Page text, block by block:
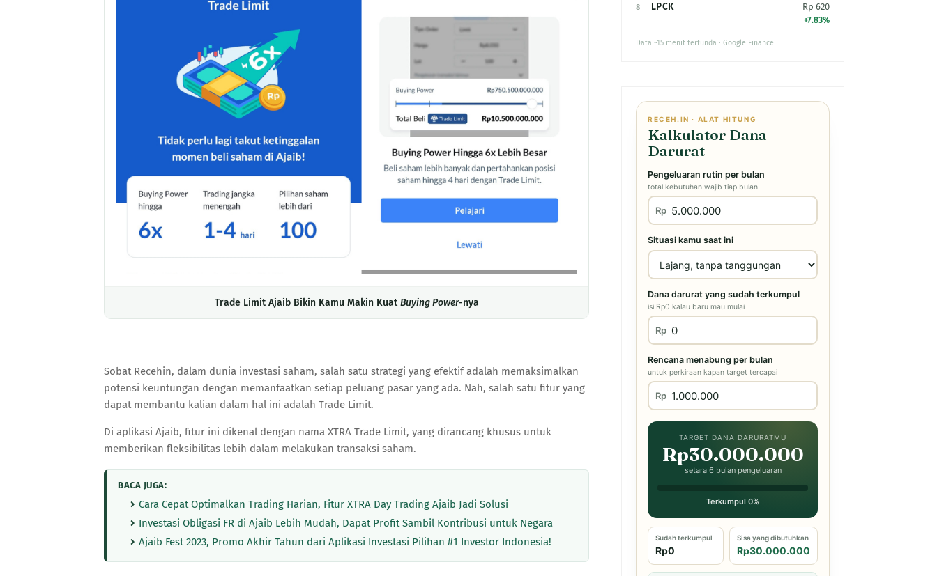
Trade Limit Ajaib Bikin Kamu Makin KuatBuying Power-nya
Sobat Recehin, dalam dunia investasi saham, salah satu strategi yang efektif adalah memaksimalkan
potensi keuntungan dengan memanfaatkan setiap peluang pasar yang ada. Nah, salah satu fitur yang
dapat membantu kalian dalam hal ini adalah Trade Limit.
Di aplikasi Ajaib, fitur ini dikenal dengan nama XTRA Trade Limit, yang dirancang khusus untuk
memberikan fleksibilitas lebih dalam melakukan transaksi saham.
BACA JUGA:
Cara Cepat Optimalkan Trading Harian, Fitur XTRA Day Trading Ajaib Jadi Solusi
Investasi Obligasi FR di Ajaib Lebih Mudah, Dapat Profit Sambil Kontribusi untuk Negara
Ajaib Fest 2023, Promo Akhir Tahun dari Aplikasi Investasi Pilihan #1 Investor Indonesia!
8 LPCK Rp 620
+7.83%
Data ~15 menit tertunda · Google Finance
RECEH.IN · ALAT HITUNG
Kalkulator Dana
Darurat
Pengeluaran rutin per bulan
total kebutuhan wajib tiap bulan
Rp
Situasi kamu saat ini
Dana darurat yang sudah terkumpul
isi Rp0 kalau baru mau mulai
Rp
Rencana menabung per bulan
untuk perkiraan kapan target tercapai
Rp
TARGET DANA DARURATMU
Rp30.000.000
setara 6 bulan pengeluaran
Terkumpul 0%
Sudah terkumpul
Rp0
Sisa yang dibutuhkan
Rp30.000.000